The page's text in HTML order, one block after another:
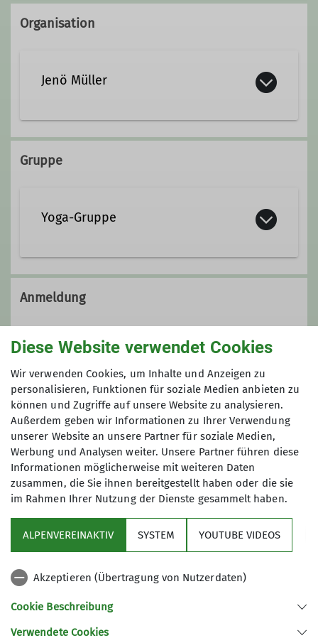
Organisation
Jenö Müller
yoga@alpenverein-fuerth.de
Leiter Yoga-Gruppe
Details
Gruppe
Yoga-Gruppe
Die Kraft der Natur spüren, frische
Bergluft atmen und die Stille unserer
Wälder erfahren – Wandern ist ein
wohltuendes Fest für alle Sinne und
fördert die Gesundheit von Körper,
Yogapraxis: durch den Fokus auf
Atmung und Empfindungen des
Körpers, sowie den Wechsel von
Anspannung und Entspannung
werden physische und psychische
Kräfte mobilisiert, Stress abgebaut
sowie Entspannungs­ und
Heilungsprozesse in Gang gesetzt.
Anmeldung
0151 42103634
Anmeldung bis
28.01.2024
Sektion
Programm
Diese Website verwendet Cookies
Wir verwenden Cookies, um Inhalte und Anzeigen zu
personalisieren, Funktionen für soziale Medien anbieten zu
können und Zugriffe auf unsere Website zu analysieren.
Außerdem geben wir Informationen zu Ihrer Verwendung
unserer Website an unsere Partner für soziale Medien,
Werbung und Analysen weiter. Unsere Partner führen diese
Informationen möglicherweise mit weiteren Daten
zusammen, die Sie ihnen bereitgestellt haben oder die sie
im Rahmen Ihrer Nutzung der Dienste gesammelt haben.
ALPENVEREINAKTIV SYSTEM YOUTUBE VIDEOS
Akzeptieren (Übertragung von Nutzerdaten)
Cookie Beschreibung
Verwendete Cookies